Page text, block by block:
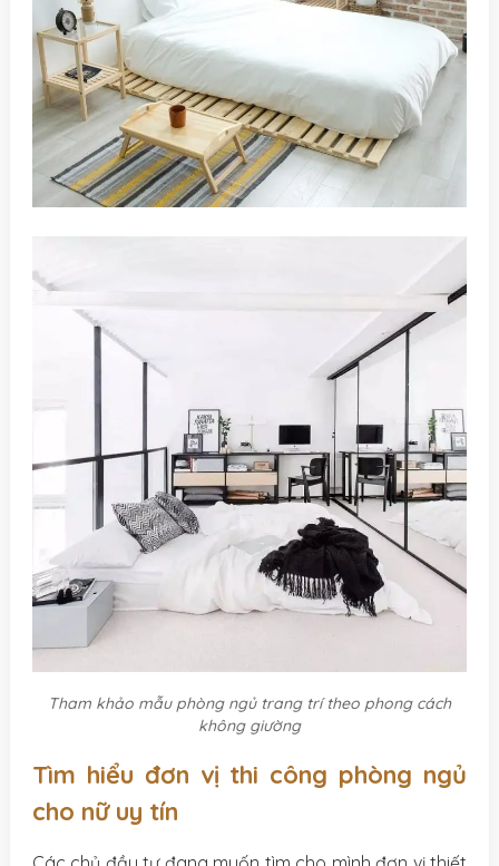
Tham khảo mẫu phòng ngủ trang trí theo phong cách
không giường
Tìm hiểu đơn vị thi công phòng ngủ
cho nữ uy tín